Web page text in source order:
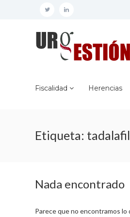
twitter linkedin
Urgestión
Certificados
y
Gestiones
urgencia
Fiscalidad Herencias
Etiqueta:
Nada encontrado
Parece que no encontramos